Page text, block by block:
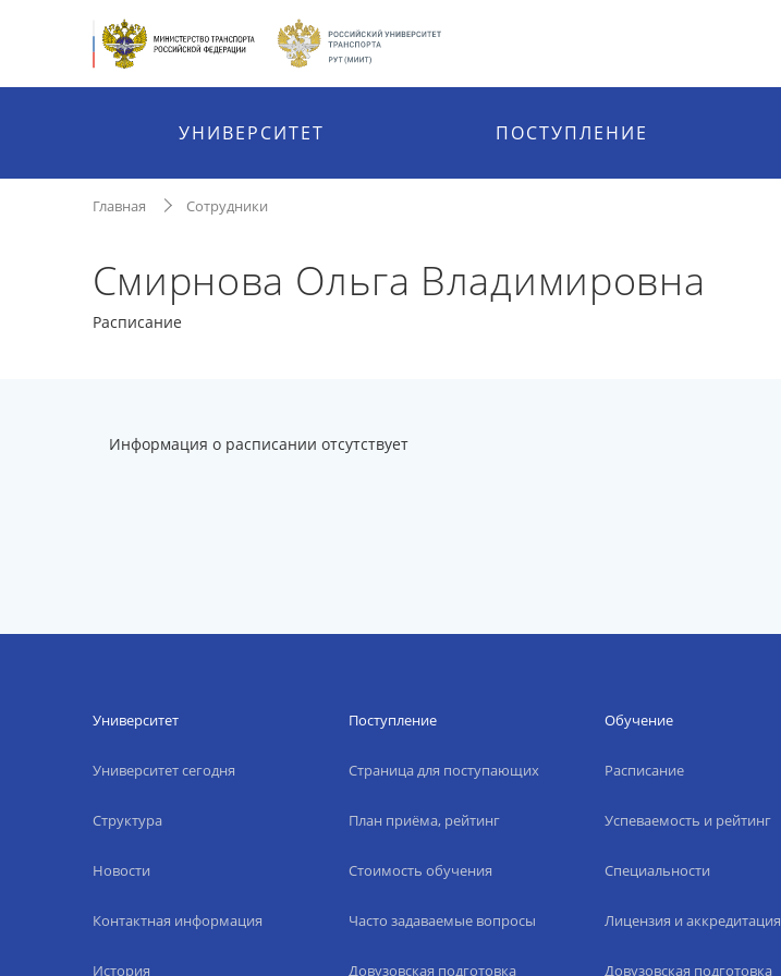
УНИВЕРСИТЕТ ПОСТУПЛЕНИЕ
Главная Сотрудники
Смирнова Ольга Владимировна
Расписание
Информация о расписании отсутствует
Университет
Университет сегодня
Структура
Новости
Контактная информация
История
Поступление
Страница для поступающих
План приёма, рейтинг
Стоимость обучения
Часто задаваемые вопросы
Довузовская подготовка
Обучение
Расписание
Успеваемость и рейтинг
Специальности
Лицензия и аккредитация
Довузовская подготовка